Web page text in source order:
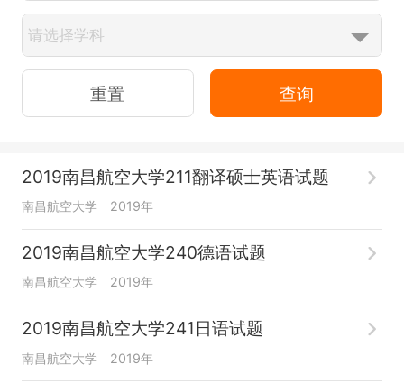
重置 查询
2019南昌航空大学211翻译硕士英语试题
南昌航空大学 2019年
2019南昌航空大学240德语试题
南昌航空大学 2019年
2019南昌航空大学241日语试题
南昌航空大学 2019年